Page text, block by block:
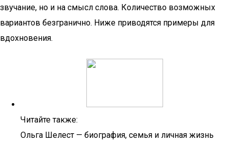
звучание, но и на смысл слова. Количество возможных
вариантов безгранично. Ниже приводятся примеры для
вдохновения.
Читайте также:
Ольга Шелест — биография, семья и личная жизнь